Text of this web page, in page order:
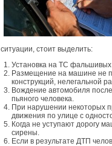
ситуации, стоит выделить:
Установка на ТС
Размещение на машине не
конструкций, нелегальной
Вождение автомобиля
пьяного человека.
При нарушении некоторых
движения по улице с
Когда не уступают дорогу
сирены.
Если в результате ДТП